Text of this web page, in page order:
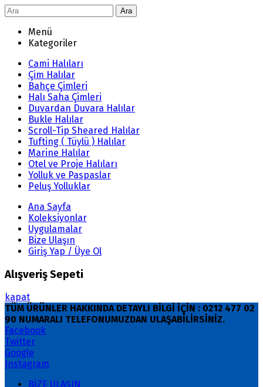
Ara
Menü
Kategoriler
Cami Halıları
Çim Halılar
Bahçe Çimleri
Halı Saha Çimleri
Duvardan Duvara Halılar
Bukle Halılar
Scroll-Tip Sheared Halılar
Tufting ( Tüylü ) Halılar
Marine Halılar
Otel ve Proje Halıları
Yolluk ve Paspaslar
Peluş Yolluklar
Ana Sayfa
Koleksiyonlar
Uygulamalar
Bize Ulaşın
Giriş Yap / Üye Ol
Alışveriş Sepeti
kapat
TÜM ÜRÜNLER HAKKINDA DETAYLI BİLGİ İÇİN : 0212 477 02
90 NUMARALI TELEFONUMUZDAN ULAŞABİLİRSİNİZ.
Facebook
Twitter
Google
Instagram
BİZE ULAŞIN